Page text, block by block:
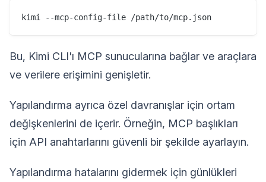
Bu, Kimi CLI'ı MCP sunucularına bağlar ve araçlara
ve verilere erişimini genişletir.
Yapılandırma ayrıca özel davranışlar için ortam
değişkenlerini de içerir. Örneğin, MCP başlıkları
için API anahtarlarını güvenli bir şekilde ayarlayın.
Yapılandırma hatalarını gidermek için günlükleri